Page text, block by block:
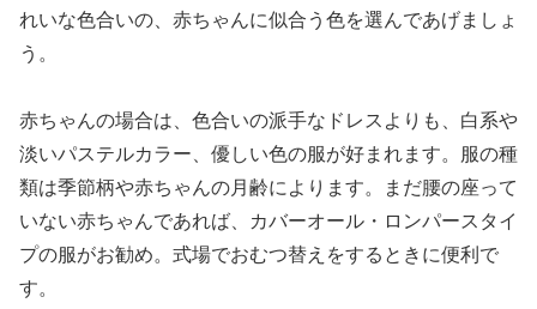
れいな色合いの、赤ちゃんに似合う色を選んであげましょ
う。
赤ちゃんの場合は、色合いの派手なドレスよりも、白系や
淡いパステルカラー、優しい色の服が好まれます。服の種
類は季節柄や赤ちゃんの月齢によります。まだ腰の座って
いない赤ちゃんであれば、カバーオール・ロンパースタイ
プの服がお勧め。式場でおむつ替えをするときに便利で
す。